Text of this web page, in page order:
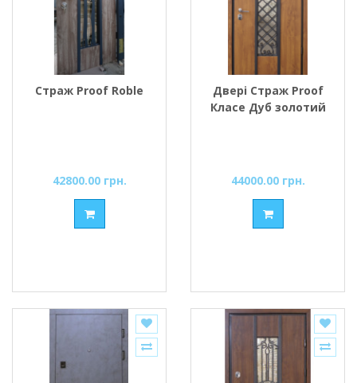
Страж Proof Roble
42800.00 грн.
Двері Страж Proof
Класе Дуб золотий
44000.00 грн.